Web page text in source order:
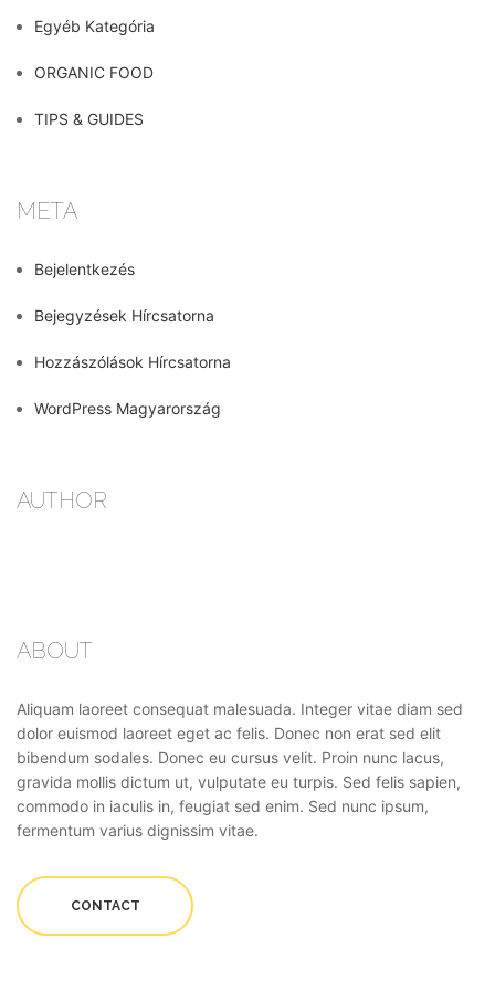
Egyéb Kategória
ORGANIC FOOD
TIPS & GUIDES
META
Bejelentkezés
Bejegyzések Hírcsatorna
Hozzászólások Hírcsatorna
WordPress Magyarország
AUTHOR
ABOUT
Aliquam laoreet consequat malesuada. Integer vitae diam sed
dolor euismod laoreet eget ac felis. Donec non erat sed elit
bibendum sodales. Donec eu cursus velit. Proin nunc lacus,
gravida mollis dictum ut, vulputate eu turpis. Sed felis sapien,
commodo in iaculis in, feugiat sed enim. Sed nunc ipsum,
fermentum varius dignissim vitae.
CONTACT